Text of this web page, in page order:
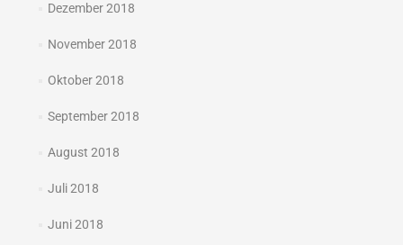
Dezember 2018
November 2018
Oktober 2018
September 2018
August 2018
Juli 2018
Juni 2018